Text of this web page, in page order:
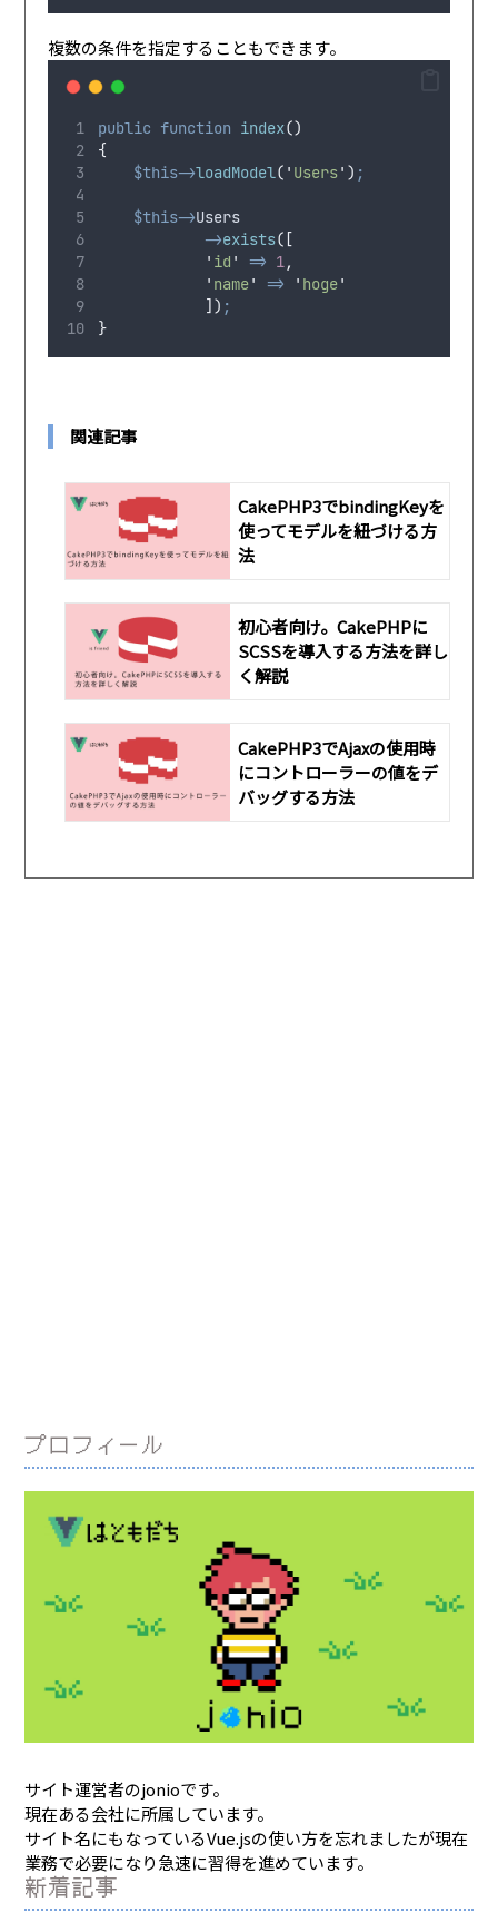
複数の条件を指定することもできます。
public function index()
{
$this->loadModel( ' Users' ) ;
$this->Users
->exists([
' id ' => 1,
' name' => ' hoge'
]) ;
}
関連記事
CakePHP3でbindingKeyを
使ってモデルを紐づける方
法
初心者向け。CakePHPに
SCSSを導入する方法を詳し
く解説
CakePHP3でAjaxの使用時
にコントローラーの値をデ
バッグする方法
プロフィール
サイト運営者のjonioです。
現在ある会社に所属しています。
サイト名にもなっているVue.jsの使い方を忘れましたが現在
業務で必要になり急速に習得を進めています。
新着記事